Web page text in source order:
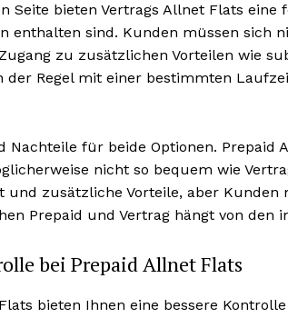
Seite bieten Vertrags Allnet Flats
enthalten sind. Kunden müssen sich
zu zusätzlichen Vorteilen wie
der Regel mit einer bestimmten
Nachteile für beide Optionen.
nicht so bequem wie
und zusätzliche Vorteile, aber
Prepaid und Vertrag hängt von
bei Prepaid Allnet Flats
bieten Ihnen eine bessere